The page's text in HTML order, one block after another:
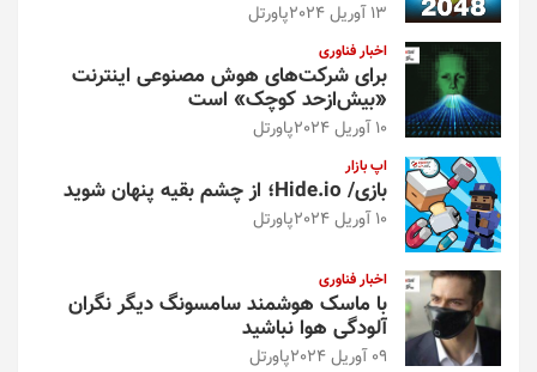
13 آوریل 2024 پاورتل
اخبار فناوری
برای شرکت‌های هوش مصنوعی اینترنت
«بیش‌از‌حد کوچک» است
10 آوریل 2024 پاورتل
اپ بازار
بازی/ Hide.io؛ از چشم بقیه پنهان شوید
10 آوریل 2024 پاورتل
اخبار فناوری
با ماسک هوشمند سامسونگ دیگر نگران
آلودگی هوا نباشید
09 آوریل 2024 پاورتل